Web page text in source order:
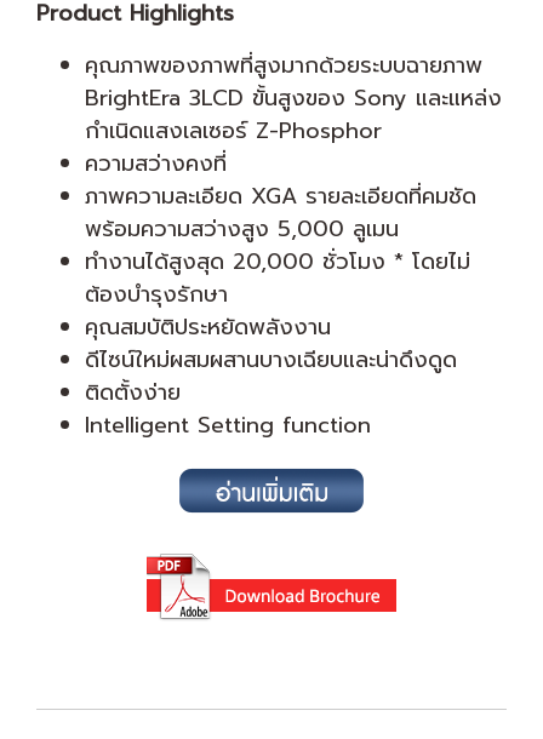
Product Highlights
คุณภาพของภาพที่สูงมากด้วยระบบฉายภาพ
BrightEra 3LCD ขั้นสูงของ Sony และแหล่ง
กำเนิดแสงเลเซอร์ Z-Phosphor
ความสว่างคงที่
ภาพความละเอียด XGA รายละเอียดที่คมชัด
พร้อมความสว่างสูง 5,000 ลูเมน
ทำงานได้สูงสุด 20,000 ชั่วโมง * โดยไม่
ต้องบำรุงรักษา
คุณสมบัติประหยัดพลังงาน
ดีไซน์ใหม่ผสมผสานบางเฉียบและน่าดึงดูด
ติดตั้งง่าย
Intelligent Setting function